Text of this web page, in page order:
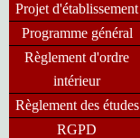
Projet d'établissement
Programme général
Règlement d'ordre
intérieur
Règlement des études
RGPD